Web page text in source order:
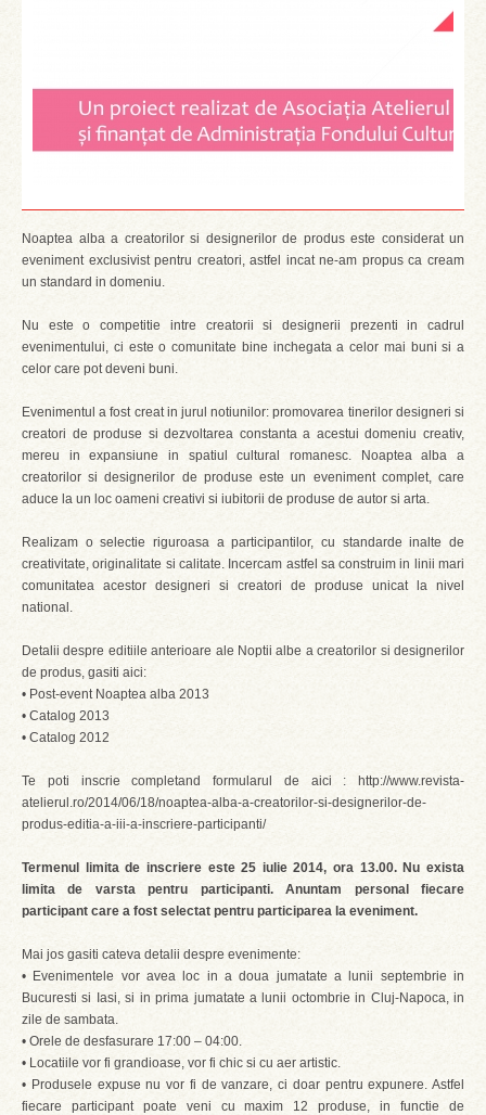
Noaptea alba a creatorilor si designerilor de produs este considerat un
eveniment exclusivist pentru creatori, astfel incat ne-am propus ca cream
un standard in domeniu.
Nu este o competitie intre creatorii si designerii prezenti in cadrul
evenimentului, ci este o comunitate bine inchegata a celor mai buni si a
celor care pot deveni buni.
Evenimentul a fost creat in jurul notiunilor: promovarea tinerilor designeri si
creatori de produse si dezvoltarea constanta a acestui domeniu creativ,
mereu in expansiune in spatiul cultural romanesc. Noaptea alba a
creatorilor si designerilor de produse este un eveniment complet, care
aduce la un loc oameni creativi si iubitorii de produse de autor si arta.
Realizam o selectie riguroasa a participantilor, cu standarde inalte de
creativitate, originalitate si calitate. Incercam astfel sa construim in linii mari
comunitatea acestor designeri si creatori de produse unicat la nivel
national.
Detalii despre editiile anterioare ale Noptii albe a creatorilor si designerilor
de produs, gasiti aici:
• Post-event Noaptea alba 2013
• Catalog 2013
• Catalog 2012
Te poti inscrie completand formularul de aici : http://www.revista-
atelierul.ro/2014/06/18/noaptea-alba-a-creatorilor-si-designerilor-de-
produs-editia-a-iii-a-inscriere-participanti/
Termenul limita de inscriere este 25 iulie 2014, ora 13.00. Nu exista
limita de varsta pentru participanti. Anuntam personal fiecare
participant care a fost selectat pentru participarea la eveniment.
Mai jos gasiti cateva detalii despre evenimente:
• Evenimentele vor avea loc in a doua jumatate a lunii septembrie in
Bucuresti si Iasi, si in prima jumatate a lunii octombrie in Cluj-Napoca, in
zile de sambata.
• Orele de desfasurare 17:00 – 04:00.
• Locatiile vor fi grandioase, vor fi chic si cu aer artistic.
• Produsele expuse nu vor fi de vanzare, ci doar pentru expunere. Astfel
fiecare participant poate veni cu maxim 12 produse, in functie de